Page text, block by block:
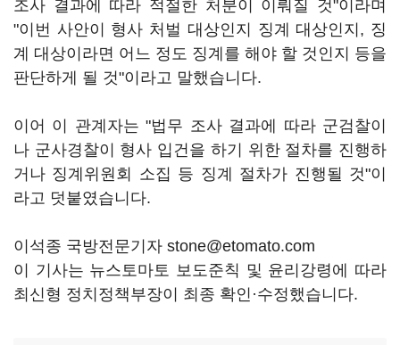
조사 결과에 따라 적절한 처분이 이뤄질 것"이라며
"이번 사안이 형사 처벌 대상인지 징계 대상인지, 징
계 대상이라면 어느 정도 징계를 해야 할 것인지 등을
판단하게 될 것"이라고 말했습니다.
이어 이 관계자는 "법무 조사 결과에 따라 군검찰이
나 군사경찰이 형사 입건을 하기 위한 절차를 진행하
거나 징계위원회 소집 등 징계 절차가 진행될 것"이
라고 덧붙였습니다.
이석종 국방전문기자 stone@etomato.com
이 기사는 뉴스토마토 보도준칙 및 윤리강령에 따라
최신형 정치정책부장이 최종 확인·수정했습니다.